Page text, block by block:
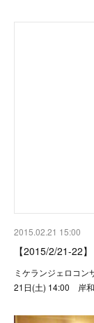
2015.02.21 15:00
【2015/2/21-22
ミケランジェロコ
21日(土) 14:00